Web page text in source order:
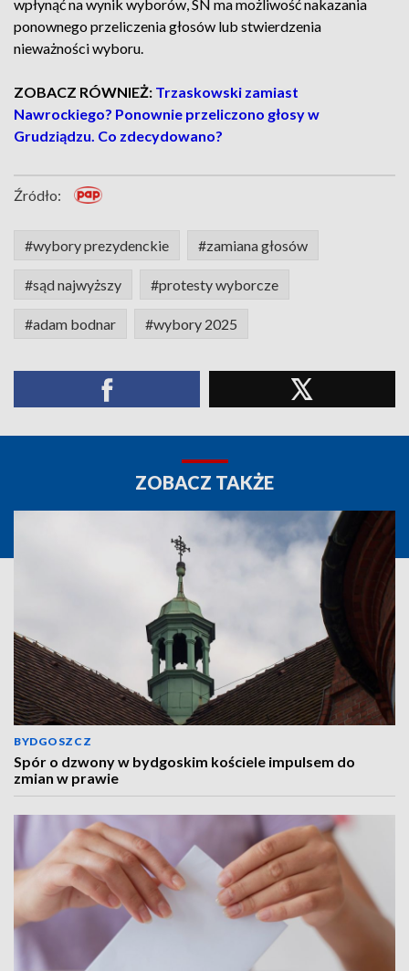
wpłynąć na wynik wyborów, SN ma możliwość nakazania
ponownego przeliczenia głosów lub stwierdzenia
nieważności wyboru.
ZOBACZ RÓWNIEŻ: Trzaskowski zamiast
Nawrockiego? Ponownie przeliczono głosy w
Grudziądzu. Co zdecydowano?
Źródło:
#wybory prezydenckie #zamiana głosów
#sąd najwyższy #protesty wyborcze
#adam bodnar #wybory 2025
ZOBACZ TAKŻE
BYDGOSZCZ
Spór o dzwony w bydgoskim kościele impulsem do
zmian w prawie